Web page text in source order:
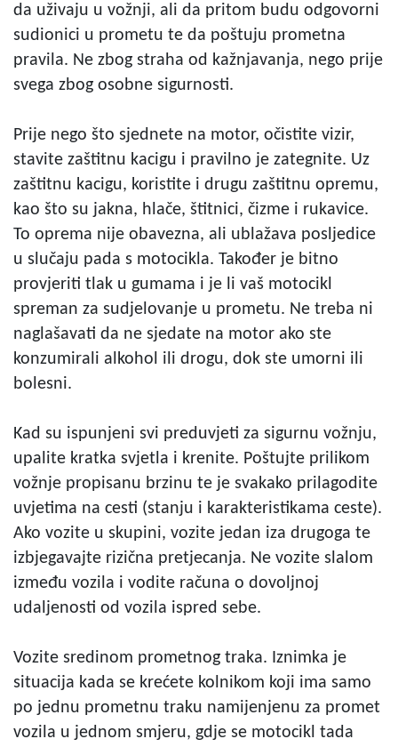
da uživaju u vožnji, ali da pritom budu odgovorni
sudionici u prometu te da poštuju prometna
pravila. Ne zbog straha od kažnjavanja, nego prije
svega zbog osobne sigurnosti.
Prije nego što sjednete na motor, očistite vizir,
stavite zaštitnu kacigu i pravilno je zategnite. Uz
zaštitnu kacigu, koristite i drugu zaštitnu opremu,
kao što su jakna, hlače, štitnici, čizme i rukavice.
To oprema nije obavezna, ali ublažava posljedice
u slučaju pada s motocikla. Također je bitno
provjeriti tlak u gumama i je li vaš motocikl
spreman za sudjelovanje u prometu. Ne treba ni
naglašavati da ne sjedate na motor ako ste
konzumirali alkohol ili drogu, dok ste umorni ili
bolesni.
Kad su ispunjeni svi preduvjeti za sigurnu vožnju,
upalite kratka svjetla i krenite. Poštujte prilikom
vožnje propisanu brzinu te je svakako prilagodite
uvjetima na cesti (stanju i karakteristikama ceste).
Ako vozite u skupini, vozite jedan iza drugoga te
izbjegavajte rizična pretjecanja. Ne vozite slalom
između vozila i vodite računa o dovoljnoj
udaljenosti od vozila ispred sebe.
Vozite sredinom prometnog traka. Iznimka je
situacija kada se krećete kolnikom koji ima samo
po jednu prometnu traku namijenjenu za promet
vozila u jednom smjeru, gdje se motocikl tada